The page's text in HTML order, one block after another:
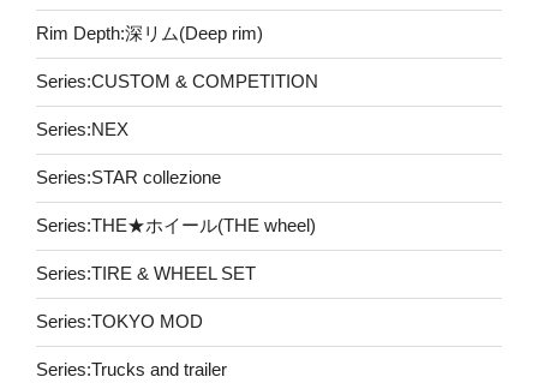
Rim Depth:深リム(Deep rim)
Series:CUSTOM & COMPETITION
Series:NEX
Series:STAR collezione
Series:THE★ホイール(THE wheel)
Series:TIRE & WHEEL SET
Series:TOKYO MOD
Series:Trucks and trailer